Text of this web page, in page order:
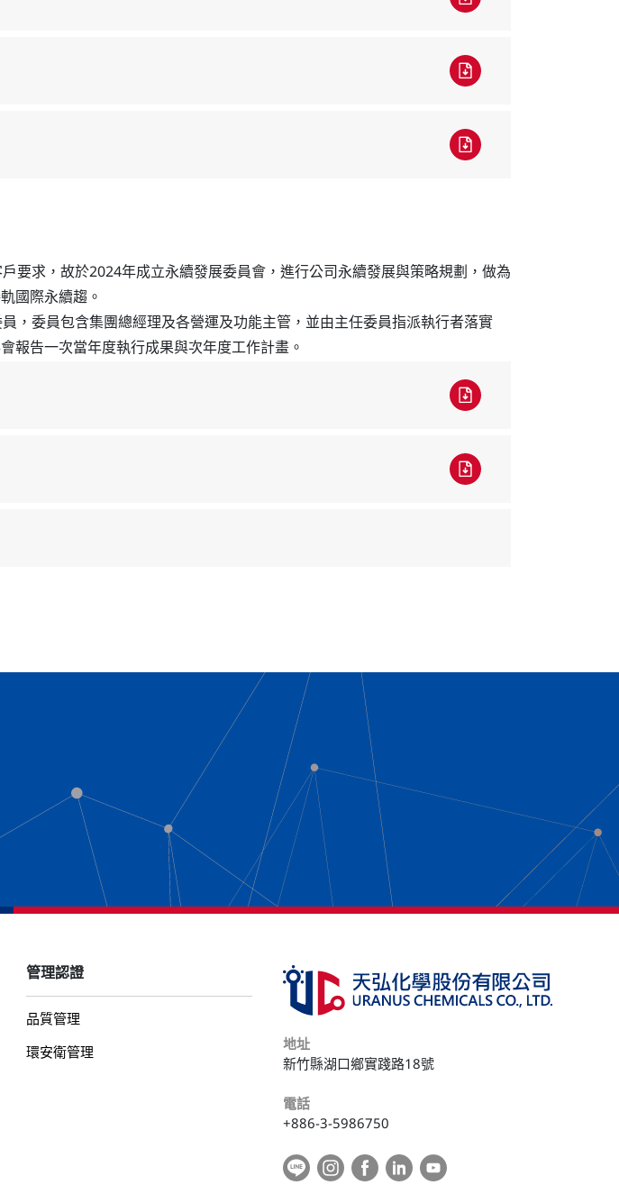
要求，故於2024年成立永續發展委員會，進行公司永續發展與策略規劃，做為
國際永續趨。
，委員包含集團總經理及各營運及功能主管，並由主任委員指派執行者落實
報告一次當年度執行成果與次年度工作計畫。
管理認證
品質管理
環安衛管理
地址
新竹縣湖口鄉實踐路18號
電話
+886-3-5986750